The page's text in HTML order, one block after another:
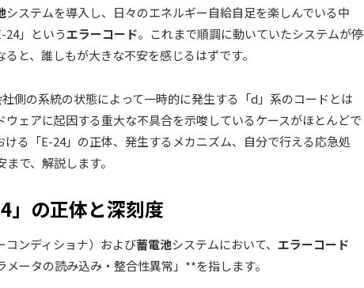
システムを導入し、日々のエネルギー自給自足を楽しんでいる中
24」というエラーコード。これまで順調に動いていたシステムが停
と、誰しもが大きな不安を感じるはずです。
社側の系統の状態によって一時的に発生する「d」系のコードとは
ェアに起因する重大な不具合を示唆しているケースがほとんどで
ける「E-24」の正体、発生するメカニズム、自分で行える応急処
で、解説します。
」の正体と深刻度
コンディショナ）および蓄電池システムにおいて、 エラーコード
メータの読み込み・整合性異常」**を指します。